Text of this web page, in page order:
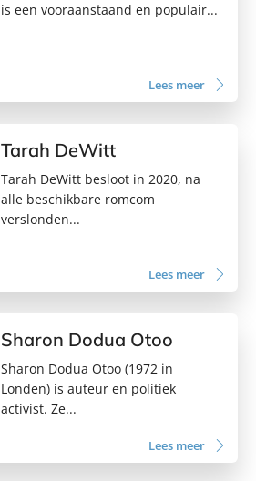
is een vooraanstaand en populair...
Lees meer
Tarah DeWitt
Tarah DeWitt besloot in 2020, na
alle beschikbare romcom
verslonden...
Lees meer
Sharon Dodua Otoo
Sharon Dodua Otoo (1972 in
Londen) is auteur en politiek
activist. Ze...
Lees meer